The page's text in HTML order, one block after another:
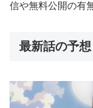
信や無料公開の有
最新話の予